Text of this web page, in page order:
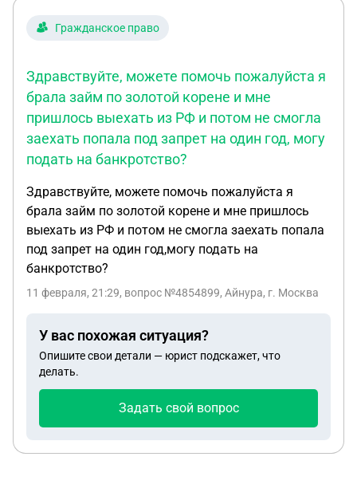
авто. може сможете подсказать с чего начинать и
Гражданское право
Здравствуйте, можете помочь пожалуйста я
брала займ по золотой корене и мне
пришлось выехать из РФ и потом не смогла
заехать попала под запрет на один год, могу
подать на банкротство?
Здравствуйте, можете помочь пожалуйста я
брала займ по золотой корене и мне пришлось
выехать из РФ и потом не смогла заехать попала
под запрет на один год,могу подать на
банкротство?
11 февраля, 21:29, вопрос №4854899, Айнура, г. Москва
У вас похожая ситуация?
Опишите свои детали — юрист подскажет, что
делать.
Задать свой вопрос